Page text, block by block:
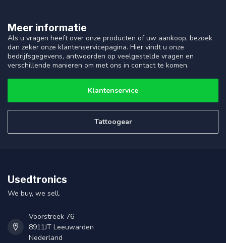
Meer informatie
Als u vragen heeft over onze producten of uw aankoop, bezoek
dan zeker onze klantenservicepagina. Hier vindt u onze
bedrijfsgegevens, antwoorden op veelgestelde vragen en
verschillende manieren om met ons in contact te komen.
Klantenservice
Tattoogear
Usedtronics
We buy, we sell.
Voorstreek 76
8911JT Leeuwarden
Nederland